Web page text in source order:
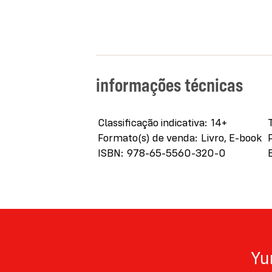
informações técnicas
Mais
informações
Classificação indicativa 14+
Formato(s) de venda Livro, E-book
ISBN 978-65-5560-320-0